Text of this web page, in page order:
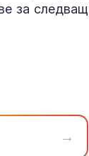
за следващ
→